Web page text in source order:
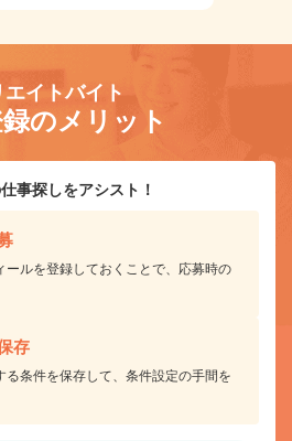
エイトバイト
のメリット
事探しをアシスト！
ールを登録しておくことで、応募時の
存
る条件を保存して、条件設定の手間を